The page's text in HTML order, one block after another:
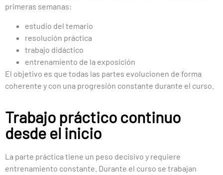
primeras semanas:
estudio del temario
resolución práctica
trabajo didáctico
entrenamiento de la exposición
El objetivo es que todas las partes evolucionen de forma
coherente y con una progresión constante durante el curso.
Trabajo práctico continuo
desde el inicio
La parte práctica tiene un peso decisivo y requiere
entrenamiento constante. Durante el curso se trabajan